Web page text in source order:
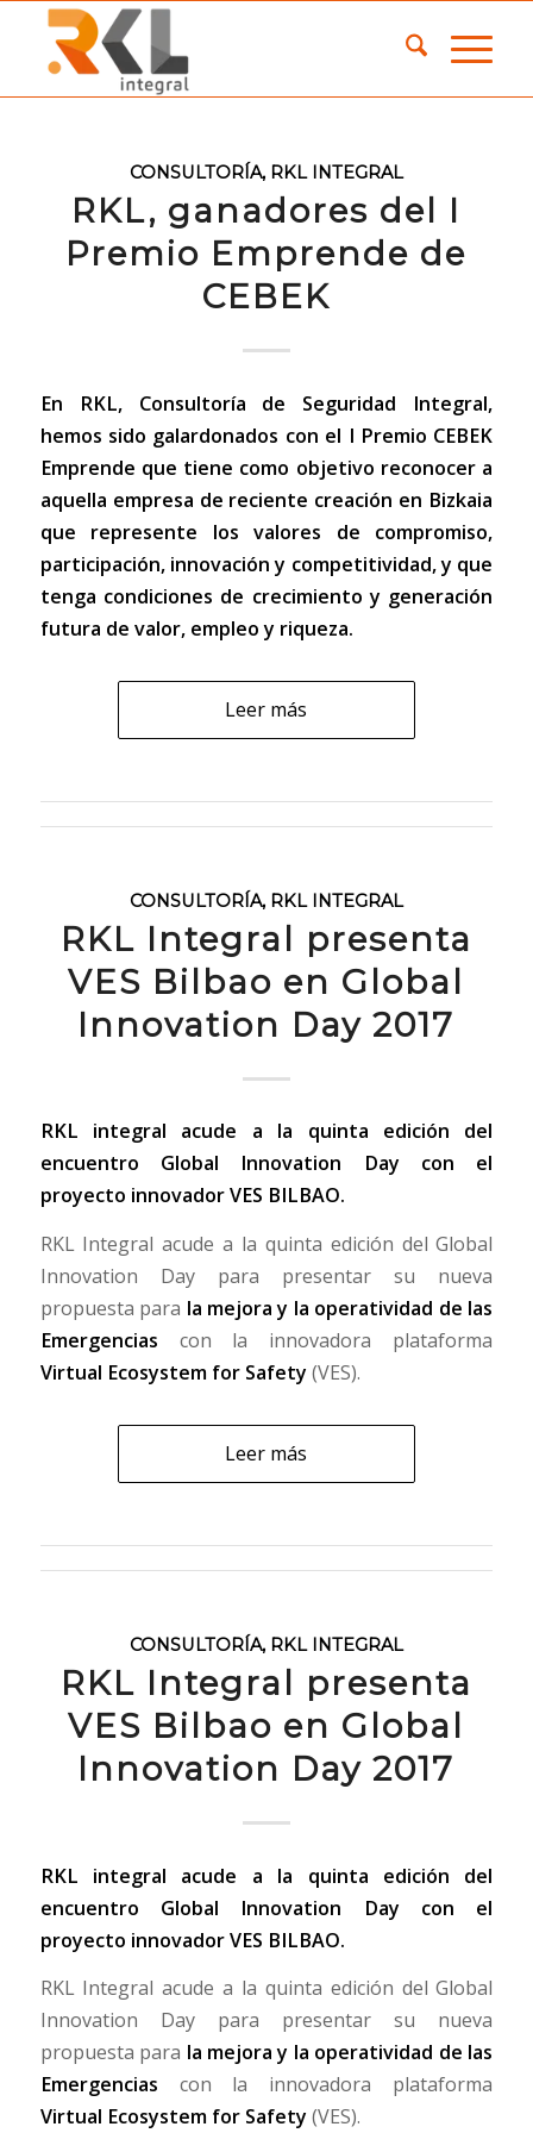
CONSULTORÍA, RKL INTEGRAL
RKL, ganadores del I
Premio Emprende de
CEBEK
En RKL, Consultoría de Seguridad Integral,
hemos sido galardonados con el I Premio CEBEK
Emprende que tiene como objetivo reconocer a
aquella empresa de reciente creación en Bizkaia
que represente los valores de compromiso,
participación, innovación y competitividad, y que
tenga condiciones de crecimiento y generación
futura de valor, empleo y riqueza.
Leer más
CONSULTORÍA, RKL INTEGRAL
RKL Integral presenta
VES Bilbao en Global
Innovation Day 2017
RKL integral acude a la quinta edición del
encuentro Global Innovation Day con el
proyecto innovador VES BILBAO.
RKL Integral acude a la quinta edición del Global
Innovation Day para presentar su nueva
propuesta para la mejora y la operatividad de las
Emergencias con la innovadora plataforma
Virtual Ecosystem for Safety (VES).
Leer más
CONSULTORÍA, RKL INTEGRAL
RKL Integral presenta
VES Bilbao en Global
Innovation Day 2017
RKL integral acude a la quinta edición del
encuentro Global Innovation Day con el
proyecto innovador VES BILBAO.
RKL Integral acude a la quinta edición del Global
Innovation Day para presentar su nueva
propuesta para la mejora y la operatividad de las
Emergencias con la innovadora plataforma
Virtual Ecosystem for Safety (VES).